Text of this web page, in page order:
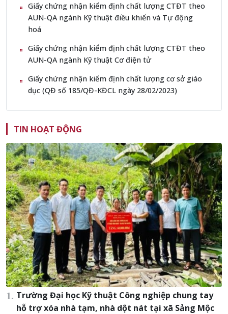
Giấy chứng nhận kiểm định chất lượng CTĐT theo
AUN-QA ngành Kỹ thuật điều khiển và Tự động
hoá
Giấy chứng nhận kiểm định chất lượng CTĐT theo
AUN-QA ngành Kỹ thuật Cơ điện tử
Giấy chứng nhận kiểm định chất lượng cơ sở giáo
dục (QĐ số 185/QĐ-KĐCL ngày 28/02/2023)
TIN HOẠT ĐỘNG
Trường Đại học Kỹ thuật Công nghiệp chung tay
hỗ trợ xóa nhà tạm, nhà dột nát tại xã Sảng Mộc